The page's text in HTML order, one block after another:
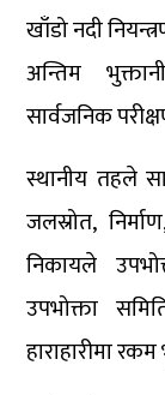
खाँडो नदी
अन्तिम
सार्वजनिक
स्थानीय तहले
जलस्रोत,
निकायले
उपभोक्ता
हाराहारीमा